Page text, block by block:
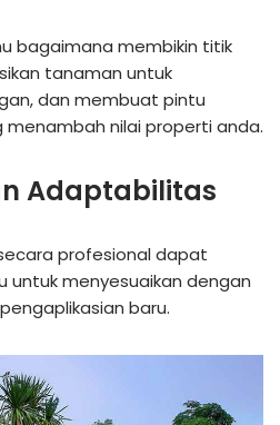
bagaimana membikin titik
tanaman untuk
dan membuat pintu
menambah nilai properti anda.
Adaptabilitas
profesional dapat
untuk menyesuaikan dengan
baru.